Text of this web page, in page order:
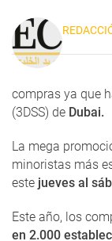
compras ya que
(3DSS) de Dubai.
La mega
minoristas más
este jueves al
Este año, los
en 2.000